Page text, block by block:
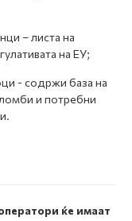
– листа на
на ЕУ;
- содржи база на
и потребни
ќе имаат